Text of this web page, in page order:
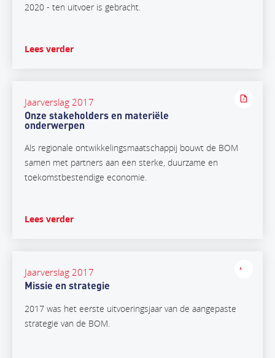
2020 - ten uitvoer is gebracht.
Lees verder
Jaarverslag 2017
Onze stakeholders en materiële
onderwerpen
Als regionale ontwikkelingsmaatschappij bouwt de BOM
samen met partners aan een sterke, duurzame en
toekomstbestendige economie.
Lees verder
Jaarverslag 2017
Missie en strategie
2017 was het eerste uitvoeringsjaar van de aangepaste
strategie van de BOM.